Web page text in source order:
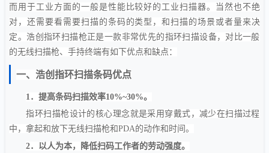
而用于工业方面的一般是性能比较好的工业扫描器。当然也不绝
对，还需要看需要扫描的条码的类型，和扫描的场景或者量来决
定。浩创指环扫描枪正是一款非常优先的指环扫描设备，对比一般
的无线扫描枪、手持终端有如下优点和缺点：
一、浩创指环扫描条码优点
1．提高条码扫描效率10%~30%。
指环扫描枪设计的核心理念就是采用穿戴式，减少在扫描过程
中，拿起和放下无线扫描枪和PDA的动作和时间。
2．以人为本，降低扫码工作者的劳动强度。